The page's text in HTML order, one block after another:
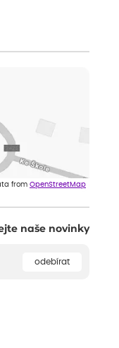
from OpenStreetMap
naše novinky
odebírat